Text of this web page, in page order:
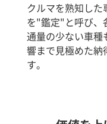
クルマを熟知した
を"鑑定"と呼び、
通量の少ない車種
響まで見極めた納
す。